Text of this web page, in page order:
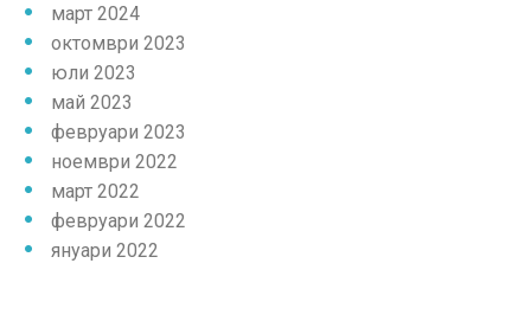
март 2024
октомври 2023
юли 2023
май 2023
февруари 2023
ноември 2022
март 2022
февруари 2022
януари 2022